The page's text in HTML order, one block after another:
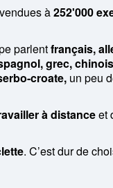
à252'000
parlentfrançais,
grec,
croate, un peu
à distanceet
. C’est dur de